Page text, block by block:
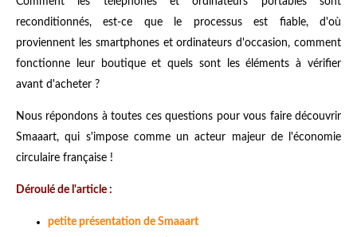
reconditionnés, est-ce que le processus est fiable, d'où
proviennent les smartphones et ordinateurs d'occasion, comment
fonctionne leur boutique et quels sont les éléments à vérifier
avant d'acheter ?
Nous répondons à toutes ces questions pour vous faire découvrir
Smaaart, qui s'impose comme un acteur majeur de l'économie
circulaire française !
Déroulé de l'article :
petite présentation de Smaaart